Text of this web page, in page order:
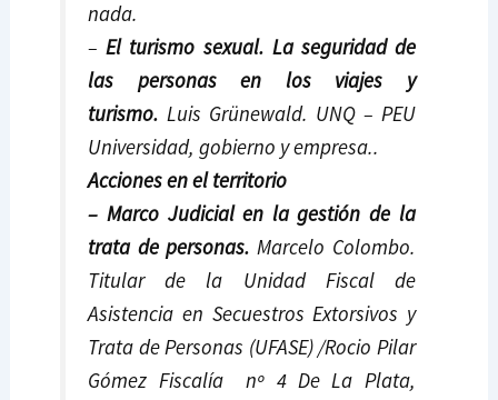
nada.
–El turismo sexual. La seguridad de
las personas en los viajes y
turismo.Luis Grünewald. UNQ – PEU
Universidad, gobierno y empresa..
Acciones en el territorio
– Marco Judicial en la gestión de la
trata de personas. Marcelo Colombo.
Titular de la Unidad Fiscal de
Asistencia en Secuestros Extorsivos y
Trata de Personas (UFASE) /Rocio Pilar
Gómez Fiscalía nº 4 De La Plata,